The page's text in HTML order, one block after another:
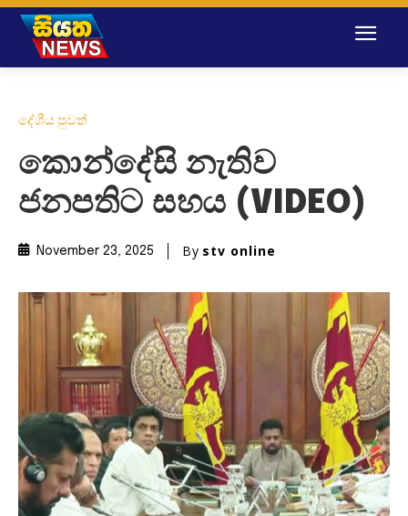
දේශීය පුවත්
කොන්දේසි නැතිව
ජනපතිට සහය (VIDEO)
November 23, 2025 By stv online